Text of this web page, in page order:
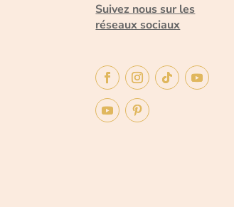
Suivez nous sur les
réseaux sociaux